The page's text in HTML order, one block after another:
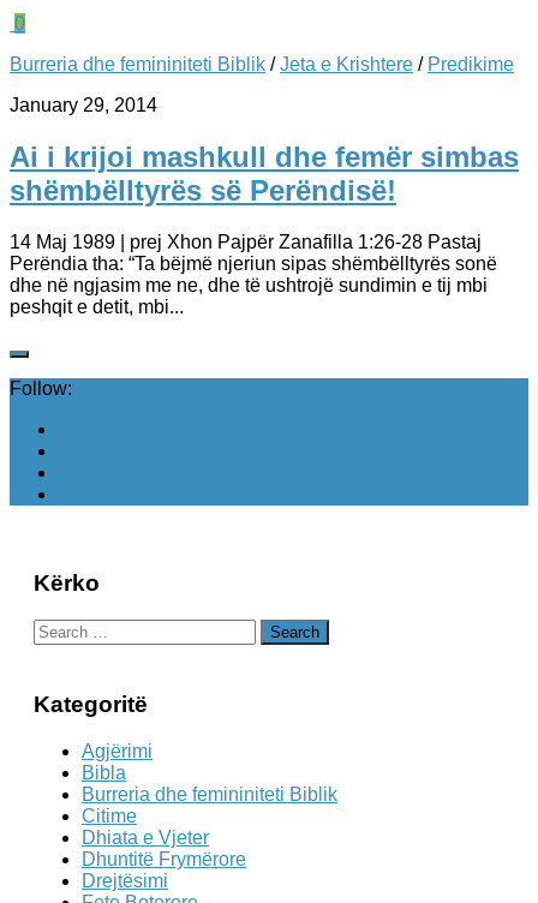
0
Burreria dhe femininiteti Biblik /Jeta e Krishtere / Predikime
January 29, 2014
Ai i krijoi mashkull dhe femër simbas
shëmbëlltyrës së Perëndisë!
14 Maj 1989 | prej Xhon Pajpër Zanafilla 1:26-28 Pastaj
Perëndia tha: “Ta bëjmë njeriun sipas shëmbëlltyrës sonë
dhe në ngjasim me ne, dhe të ushtrojë sundimin e tij mbi
peshqit e detit, mbi...
Follow:
Kërko
Search
for:
Kategoritë
Agjërimi
Bibla
Burreria dhe femininiteti Biblik
Citime
Dhiata e Vjeter
Dhuntitë Frymërore
Drejtësimi